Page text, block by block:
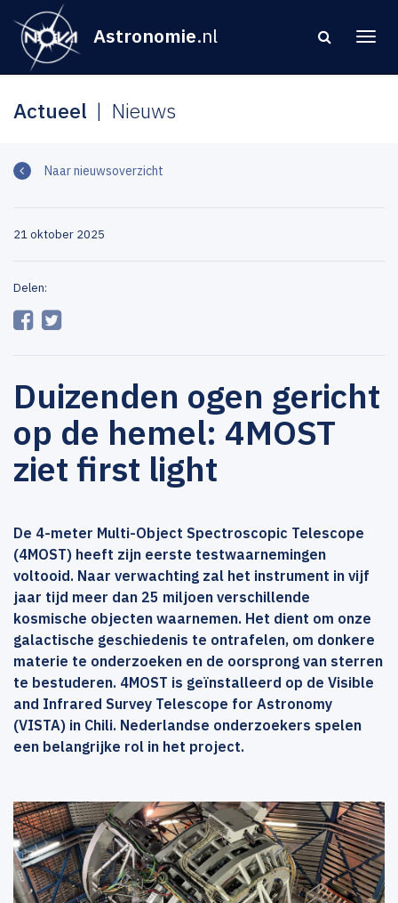
Astronomie.nl
Actueel Nieuws
Naar nieuwsoverzicht
21 oktober 2025
Delen:
Duizenden ogen gericht
op de hemel: 4MOST
ziet first light
De 4-meter Multi-Object Spectroscopic Telescope
(4MOST) heeft zijn eerste testwaarnemingen
voltooid. Naar verwachting zal het instrument in vijf
jaar tijd meer dan 25 miljoen verschillende
kosmische objecten waarnemen. Het dient om onze
galactische geschiedenis te ontrafelen, om donkere
materie te onderzoeken en de oorsprong van sterren
te bestuderen. 4MOST is geïnstalleerd op de Visible
and Infrared Survey Telescope for Astronomy
(VISTA) in Chili. Nederlandse onderzoekers spelen
een belangrijke rol in het project.